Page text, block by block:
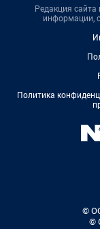
Редакция сайта
информации,
Политика
©
©